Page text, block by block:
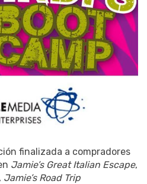
finalizada a compradores
Jamie’s Great Italian Escape,
Jamie’s Road Trip